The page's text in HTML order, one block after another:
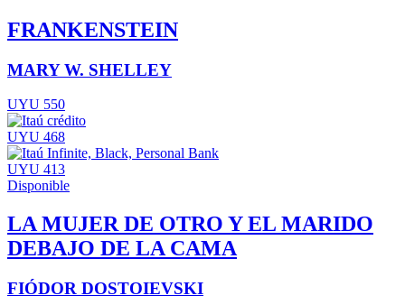
FRANKENSTEIN
MARY W. SHELLEY
UYU 550
UYU 468
UYU 413
Disponible
LA MUJER DE OTRO Y EL MARIDO
DEBAJO DE LA CAMA
FIÓDOR DOSTOIEVSKI